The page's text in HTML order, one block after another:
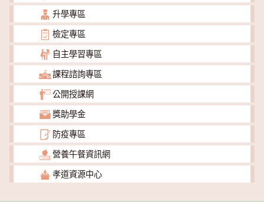
升學專區
檢定專區
自主學習專區
課程諮詢專區
公開授課網
獎助學金
防疫專區
營養午餐資訊網
孝道資源中心